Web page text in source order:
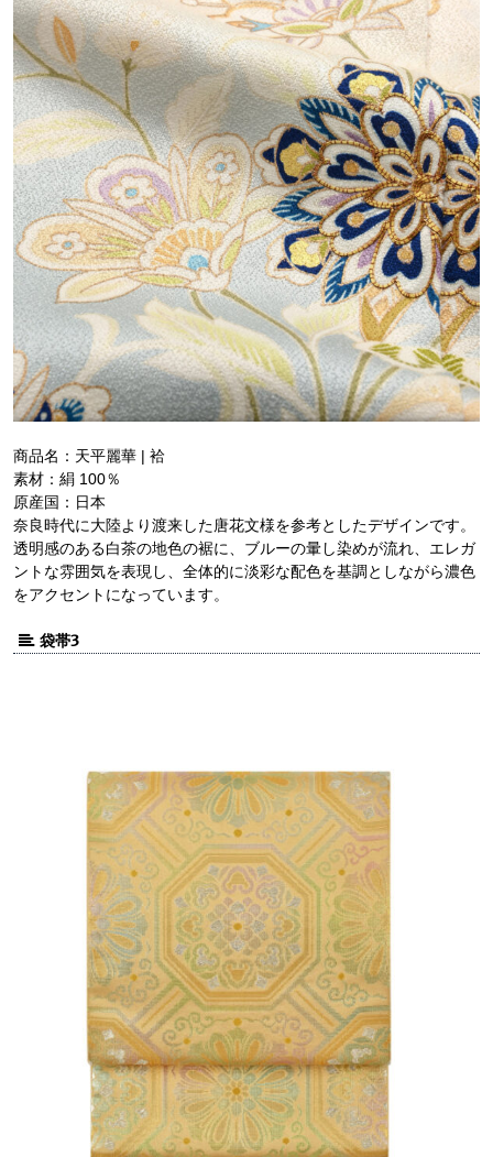
商品名：天平麗華 | 袷
素材：絹 100％
原産国：日本
奈良時代に大陸より渡来した唐花文様を参考としたデザインです。
透明感のある白茶の地色の裾に、ブルーの暈し染めが流れ、エレガ
ントな雰囲気を表現し、全体的に淡彩な配色を基調としながら濃色
をアクセントになっています。
袋帯3